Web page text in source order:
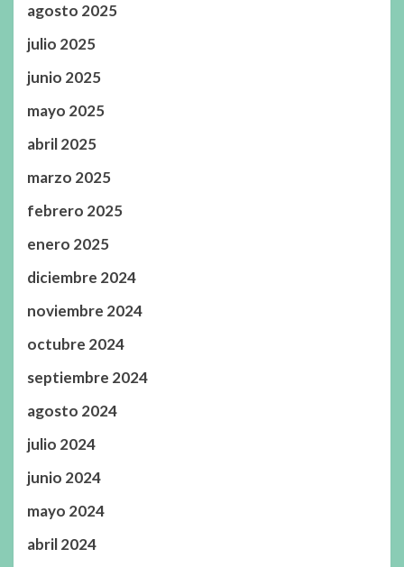
agosto 2025
julio 2025
junio 2025
mayo 2025
abril 2025
marzo 2025
febrero 2025
enero 2025
diciembre 2024
noviembre 2024
octubre 2024
septiembre 2024
agosto 2024
julio 2024
junio 2024
mayo 2024
abril 2024